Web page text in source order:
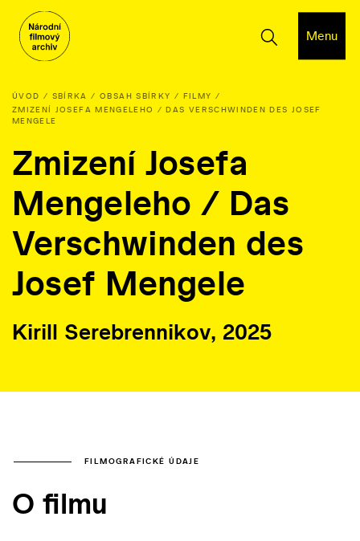
Menu
ÚVOD SBÍRKA OBSAH SBÍRKY
FILMY
ZMIZENÍ JOSEFA MENGELEHO / DAS VERSCHWINDEN DES JOSEF
MENGELE
Zmizení Josefa
Mengeleho / Das
Verschwinden des
Josef Mengele
Kirill Serebrennikov, 2025
FILMOGRAFICKÉ ÚDAJE
O filmu